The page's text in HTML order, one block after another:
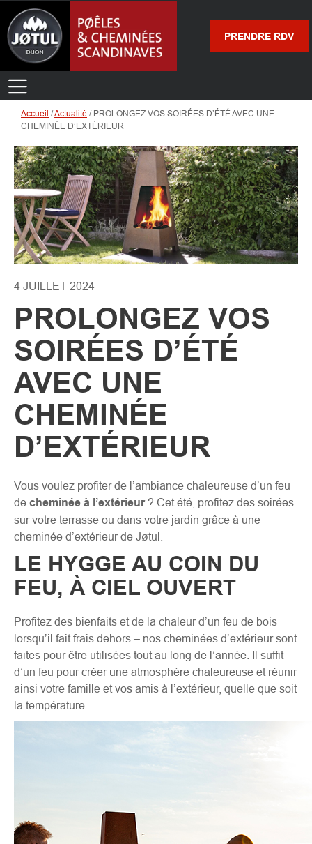
PRENDRE RDV
Accueil /Actualité / PROLONGEZ VOS SOIRÉES D’ÉTÉ AVEC UNE
CHEMINÉE D’EXTÉRIEUR
4 JUILLET 2024
PROLONGEZ VOS
SOIRÉES D’ÉTÉ
AVEC UNE
CHEMINÉE
D’EXTÉRIEUR
Vous voulez profiter de l’ambiance chaleureuse d’un feu
de cheminée à l’extérieur? Cet été, profitez des soirées
sur votre terrasse ou dans votre jardin grâce à une
cheminée d’extérieur de Jøtul.
LE HYGGE AU COIN DU
FEU, À CIEL OUVERT
Profitez des bienfaits et de la chaleur d’un feu de bois
lorsqu’il fait frais dehors – nos cheminées d’extérieur sont
faites pour être utilisées tout au long de l’année. Il suffit
d’un feu pour créer une atmosphère chaleureuse et réunir
ainsi votre famille et vos amis à l’extérieur, quelle que soit
la température.